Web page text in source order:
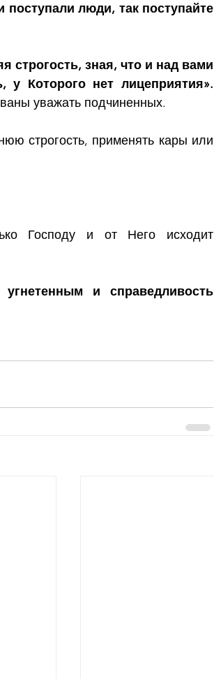
поступали люди, так поступайте
строгость, зная, что и над вами
уважать подчиненных.
строгость, применять кары или
Господу и от Него исходит
и справедливость